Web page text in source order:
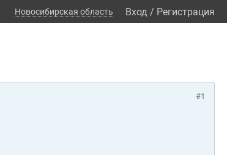
Новосибирская область Вход / Регистрация
#1